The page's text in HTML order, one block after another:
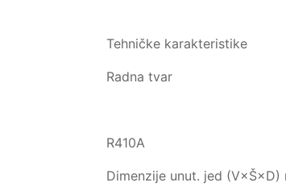
Tehničke karakteristike
Radna tvar
R410A
Dimenzije unut. jed (V×Š×D)